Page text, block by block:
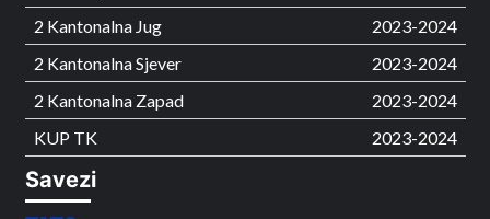
2 Kantonalna Jug
2023-2024
2 Kantonalna Sjever
2023-2024
2 Kantonalna Zapad
2023-2024
KUP TK
2023-2024
Savezi